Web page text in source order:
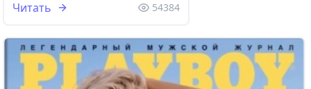
Читать 54384